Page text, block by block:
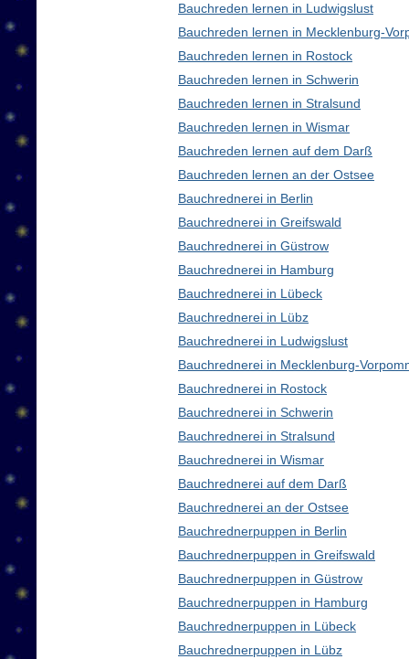
Bauchreden lernen in Ludwigslust
Bauchreden lernen in Mecklenburg-
Bauchreden lernen in Rostock
Bauchreden lernen in Schwerin
Bauchreden lernen in Stralsund
Bauchreden lernen in Wismar
Bauchreden lernen auf dem Darß
Bauchreden lernen an der Ostsee
Bauchrednerei in Berlin
Bauchrednerei in Greifswald
Bauchrednerei in Güstrow
Bauchrednerei in Hamburg
Bauchrednerei in Lübeck
Bauchrednerei in Lübz
Bauchrednerei in Ludwigslust
Bauchrednerei in Mecklenburg-
Bauchrednerei in Rostock
Bauchrednerei in Schwerin
Bauchrednerei in Stralsund
Bauchrednerei in Wismar
Bauchrednerei auf dem Darß
Bauchrednerei an der Ostsee
Bauchrednerpuppen in Berlin
Bauchrednerpuppen in Greifswald
Bauchrednerpuppen in Güstrow
Bauchrednerpuppen in Hamburg
Bauchrednerpuppen in Lübeck
Bauchrednerpuppen in Lübz